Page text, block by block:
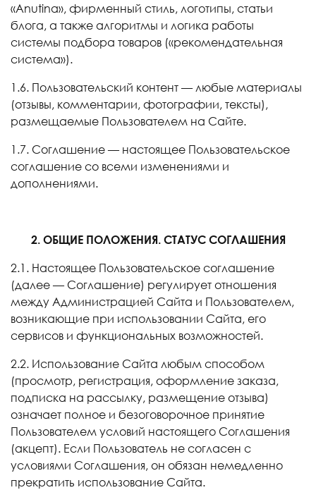
«Anutina», фирменный стиль, логотипы, статьи
блога, а также алгоритмы и логика работы
системы подбора товаров («рекомендательная
система»).
1.6. Пользовательский контент — любые материалы
(отзывы, комментарии, фотографии, тексты),
размещаемые Пользователем на Сайте.
1.7. Соглашение — настоящее Пользовательское
соглашение со всеми изменениями и
дополнениями.
2. ОБЩИЕ ПОЛОЖЕНИЯ. СТАТУС СОГЛАШЕНИЯ
2.1. Настоящее Пользовательское соглашение
(далее — Соглашение) регулирует отношения
между Администрацией Сайта и Пользователем,
возникающие при использовании Сайта, его
сервисов и функциональных возможностей.
2.2. Использование Сайта любым способом
(просмотр, регистрация, оформление заказа,
подписка на рассылку, размещение отзыва)
означает полное и безоговорочное принятие
Пользователем условий настоящего Соглашения
(акцепт). Если Пользователь не согласен с
условиями Соглашения, он обязан немедленно
прекратить использование Сайта.